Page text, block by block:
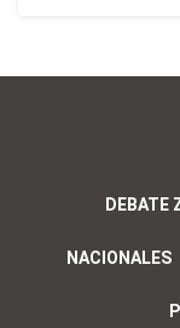
DEBATE
NACIONALES